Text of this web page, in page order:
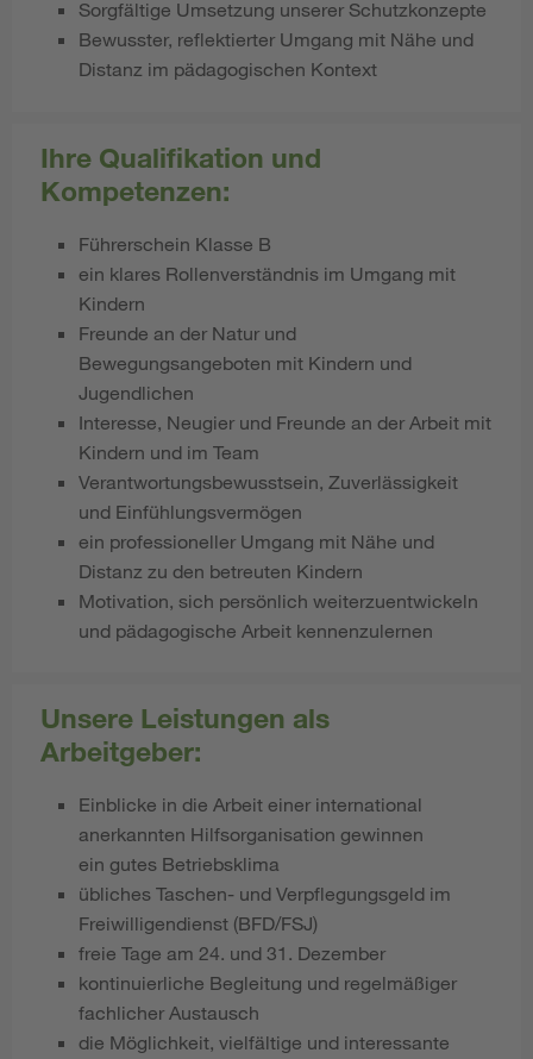
Sorgfältige Umsetzung unserer Schutzkonzepte
Bewusster, reflektierter Umgang mit Nähe und
Distanz im pädagogischen Kontext
Ihre Qualifikation und
Kompetenzen:
Führerschein Klasse B
ein klares Rollenverständnis im Umgang mit
Kindern
Freunde an der Natur und
Bewegungsangeboten mit Kindern und
Jugendlichen
Interesse, Neugier und Freunde an der Arbeit mit
Kindern und im Team
Verantwortungsbewusstsein, Zuverlässigkeit
und Einfühlungsvermögen
ein professioneller Umgang mit Nähe und
Distanz zu den betreuten Kindern
Motivation, sich persönlich weiterzuentwickeln
und pädagogische Arbeit kennenzulernen
Unsere Leistungen als
Arbeitgeber:
Einblicke in die Arbeit einer international
anerkannten Hilfsorganisation gewinnen
ein gutes Betriebsklima
übliches Taschen- und Verpflegungsgeld im
Freiwilligendienst (BFD/FSJ)
freie Tage am 24. und 31. Dezember
kontinuierliche Begleitung und regelmäßiger
fachlicher Austausch
die Möglichkeit, vielfältige und interessante